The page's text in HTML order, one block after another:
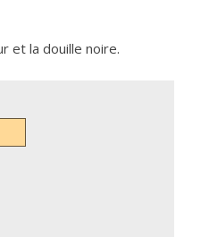
et la douille noire.
Cuivré